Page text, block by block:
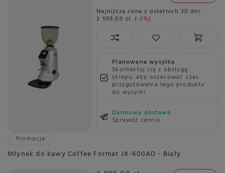
Najniższa cena z ostatnich 30 dni:
3 599,00 zł -3%
Planowana wysyłka
Skontaktuj się z obsługą
sklepu, aby oszacować czas
przygotowania tego produktu
do wysyłki.
Darmowa dostawa
Sprawdź cennik
Promocja
Młynek do kawy Coffee Format JX-600AD - Biały